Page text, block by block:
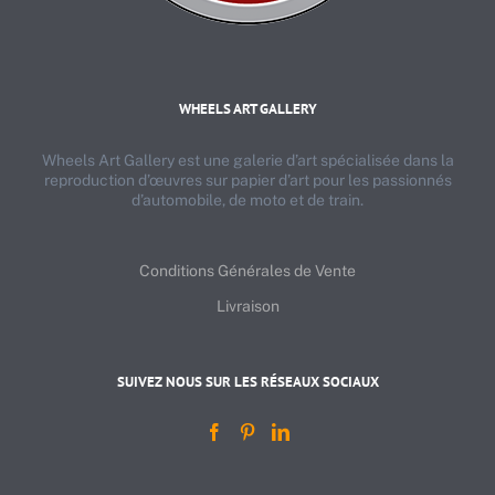
WHEELS ART GALLERY
Wheels Art Gallery est une galerie d’art spécialisée dans la
reproduction d’œuvres sur papier d’art pour les passionnés
d’automobile, de moto et de train.
Conditions Générales de Vente
Livraison
SUIVEZ NOUS SUR LES RÉSEAUX SOCIAUX